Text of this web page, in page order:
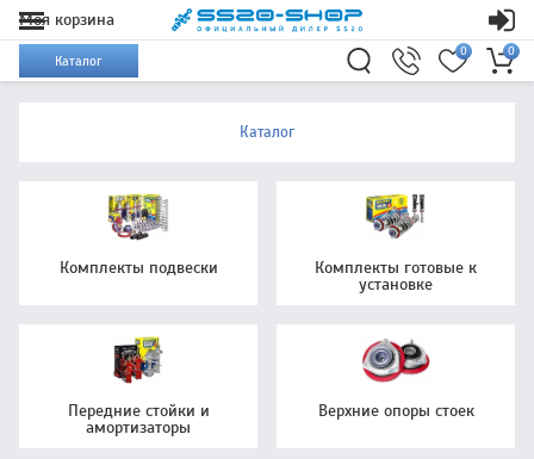
Моя корзина
Каталог
0
0
Каталог
Комплекты подвески
Комплекты готовые к
установке
Передние стойки и
амортизаторы
Верхние опоры стоек